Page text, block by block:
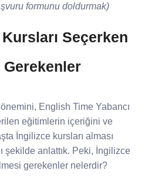
formunu doldurmak)
Seçerken
English Time Yabancı
eğitimlerin içeriğini ve
İngilizce kursları alması
şekilde anlattık. Peki, İngilizce
gerekenler nelerdir?